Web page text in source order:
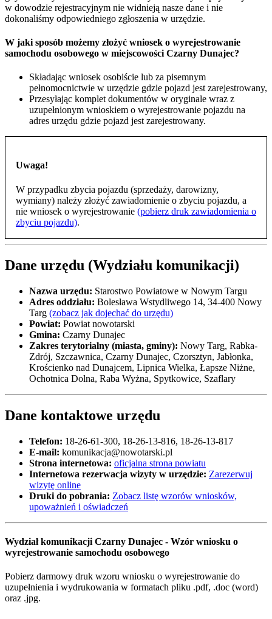
w dowodzie rejestracyjnym nie widnieją nasze dane i nie
dokonaliśmy odpowiedniego zgłoszenia w urzędzie.
W jaki sposób możemy złożyć wniosek o wyrejestrowanie
samochodu osobowego w miejscowości Czarny Dunajec?
Składając wniosek osobiście lub za pisemnym
pełnomocnictwie w urzędzie gdzie pojazd jest zarejestrowany,
Przesyłając komplet dokumentów w oryginale wraz z
uzupełnionym wnioskiem o wyrejestrowanie pojazdu na
adres urzędu gdzie pojazd jest zarejestrowany.
Uwaga!
W przypadku zbycia pojazdu (sprzedaży, darowizny,
wymiany) należy złożyć zawiadomienie o zbyciu pojazdu, a
nie wniosek o wyrejestrowanie (pobierz druk zawiadomienia o
zbyciu pojazdu).
Dane urzędu (Wydziału komunikacji)
Nazwa urzędu: Starostwo Powiatowe w Nowym Targu
Adres oddziału: Bolesława Wstydliwego 14, 34-400 Nowy
Targ (zobacz jak dojechać do urzędu)
Powiat: Powiat nowotarski
Gmina: Czarny Dunajec
Zakres terytorialny (miasta, gminy): Nowy Targ, Rabka-
Zdrój, Szczawnica, Czarny Dunajec, Czorsztyn, Jabłonka,
Krościenko nad Dunajcem, Lipnica Wielka, Łapsze Niżne,
Ochotnica Dolna, Raba Wyżna, Spytkowice, Szaflary
Dane kontaktowe urzędu
Telefon: 18-26-61-300, 18-26-13-816, 18-26-13-817
E-mail: komunikacja@nowotarski.pl
Strona internetowa: oficjalna strona powiatu
Internetowa rezerwacja wizyty w urzędzie: Zarezerwuj
wizytę online
Druki do pobrania: Zobacz listę wzorów wniosków,
upoważnień i oświadczeń
Wydział komunikacji Czarny Dunajec - Wzór wniosku o
wyrejestrowanie samochodu osobowego
Pobierz darmowy druk wzoru wniosku o wyrejestrowanie do
uzupełnienia i wydrukowania w formatach pliku .pdf, .doc (word)
oraz .jpg.